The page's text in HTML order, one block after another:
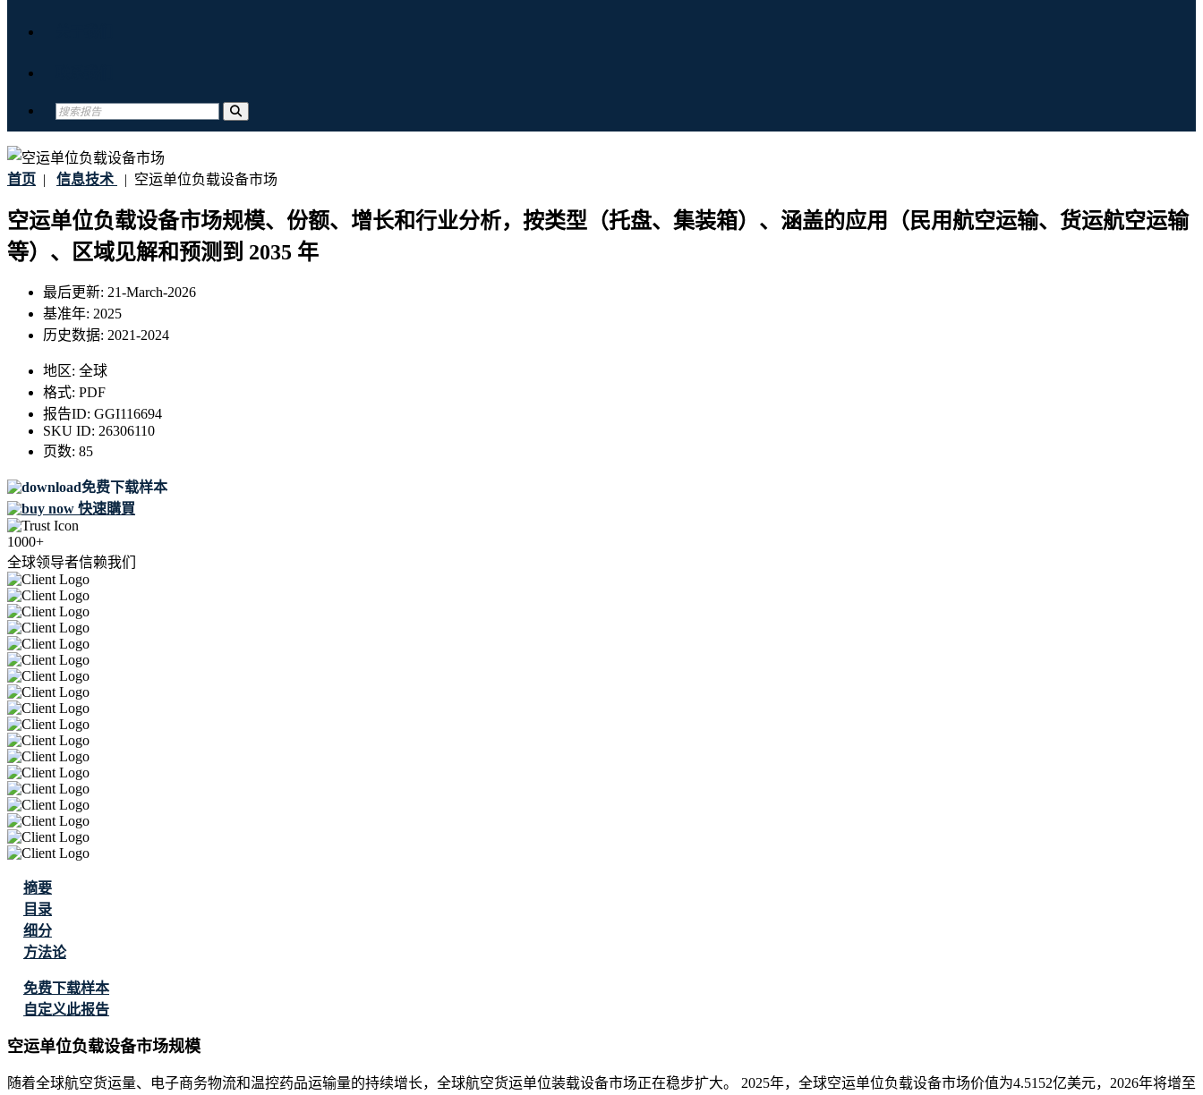
首页 | 信息技术 | 空运单位负载设备市场
空运单位负载设备市场规模、份额、增长和行业分析，按类型（托盘、集装箱）、涵盖的应用（民用航空运输、货运航空运输
等）、区域见解和预测到 2035 年
最后更新: 21-March-2026
基准年: 2025
历史数据: 2021-2024
地区: 全球
格式: PDF
报告ID: GGI116694
SKU ID: 26306110
页数: 85
免费下载样本
快速購買
1000+
全球领导者信赖我们
摘要
目录
细分
方法论
免费下载样本
自定义此报告
空运单位负载设备市场规模
随着全球航空货运量、电子商务物流和温控药品运输量的持续增长，全球航空货运单位装载设备市场正在稳步扩大。 2025年，全球空运单位负载设备市场价值为4.5152亿美元，2026年将增至